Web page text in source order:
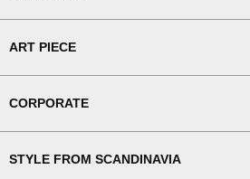
ART PIECE
CORPORATE
STYLE FROM SCANDINAVIA